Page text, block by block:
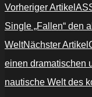
Vorheriger Artikel
Single „Fallen“ den
WeltNächster Artikel
einen dramatischen
nautische Welt des